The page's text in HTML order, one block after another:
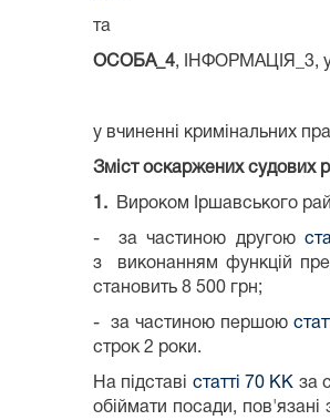
та
ОСОБА_4, ІНФОРМАЦІЯ_3,
у вчиненні кримінальних
Зміст оскаржених судових
1. Вироком Іршавського
- за частиною другою
з виконанням функцій
становить 8 500 грн;
- за частиною першою
строк 2 роки.
На підставі статті 70 КК за
обіймати посади,